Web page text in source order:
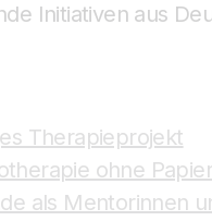
Initiativen aus
Therapieprojekt
ohne
als Mentorinnen